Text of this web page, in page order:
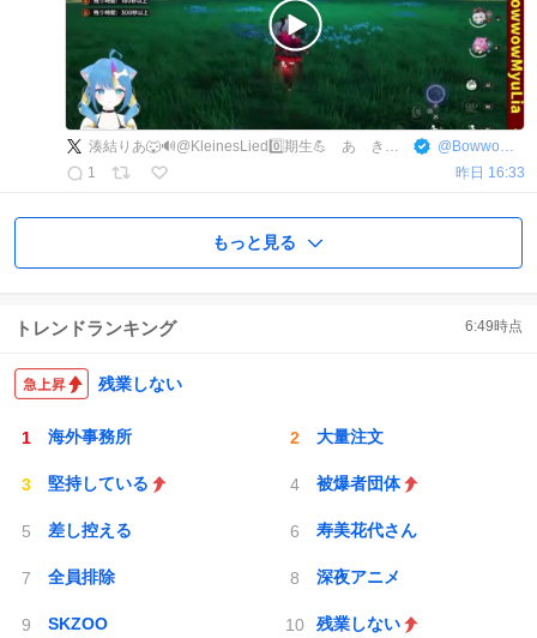
湊結りあ🐺🔊@KleinesLied0️⃣期生💪 あゝきっとﾆﾎﾝｵｵｶﾐVtuber‼️🐺 @ BowwowMyuLia
1
昨日 16:33
もっと見る
トレンドランキング 6:49時点
残業しない
海外事務所 大量注文
堅持している 被爆者団体
差し控える 寿美花代さん
全員排除 深夜アニメ
SKZOO 残業しない